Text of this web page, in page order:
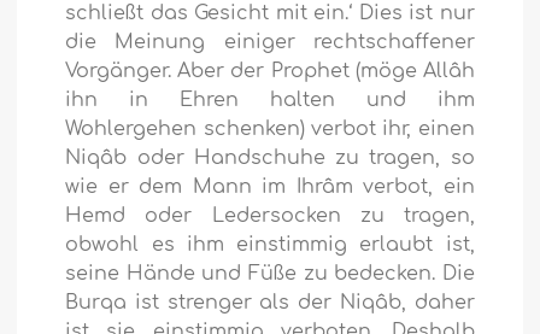
schließt das Gesicht mit ein.‘ Dies ist nur
die Meinung einiger rechtschaffener
Vorgänger. Aber der Prophet (möge Allâh
ihn in Ehren halten und ihm
Wohlergehen schenken) verbot ihr, einen
Niqâb oder Handschuhe zu tragen, so
wie er dem Mann im Ihrâm verbot, ein
Hemd oder Ledersocken zu tragen,
obwohl es ihm einstimmig erlaubt ist,
seine Hände und Füße zu bedecken. Die
Burqa ist strenger als der Niqâb, daher